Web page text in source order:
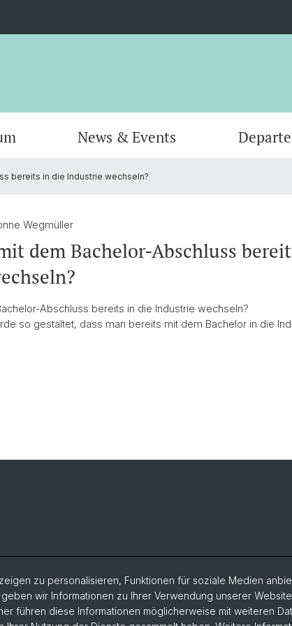
News & Events
Bibliothek
bereits in die Industrie wechseln?
Wegmüller
dem Bachelor-Abschluss
Abschluss bereits in die Industrie wechseln?
so gestaltet, dass man bereits mit dem Bachelor in die
zu personalisieren, Funktionen für soziale Medien
wir Informationen zu Ihrer Verwendung unserer
führen diese Informationen möglicherweise mit weiteren